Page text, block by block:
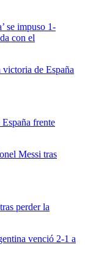
victoria de España
Messi tras
venció 2-1 a